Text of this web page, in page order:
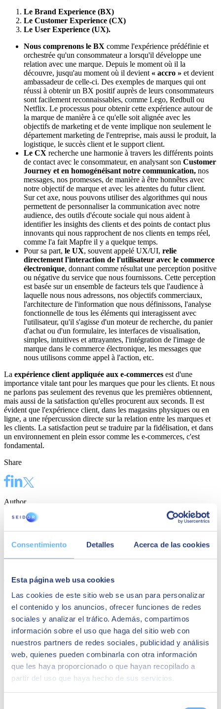
Consentimiento Detalles Acerca de las cookies
Esta página web usa cookies
Las cookies de este sitio web se usan para personalizar
el contenido y los anuncios, ofrecer funciones de redes
sociales y analizar el tráfico. Además, compartimos
información sobre el uso que haga del sitio web con
nuestros partners de redes sociales, publicidad y análisis
web, quienes pueden combinarla con otra información
que les haya proporcionado o que hayan recopilado a
partir del uso que haya hecho de sus servicios.
Le Brand Experience (BX)
Le Customer Experience (CX)
Le User Experience (UX).
Nous comprenons le BX comme l'expérience prédéfinie et
orchestrée qu'un consommateur a lorsqu'il développe une
relation avec une marque. Depuis le moment où il la
découvre, jusqu'au moment où il devient « accro » et devient
ambassadeur de celle-ci. Des exemples de marques qui ont
réussi à obtenir un BX positif auprès de leurs consommateurs
sont facilement reconnaissables, comme Lego, Redbull ou
Netflix. Le processus pour obtenir cette expérience autour de
la marque de manière à ce qu'elle soit alignée avec les
objectifs de marketing et de vente implique non seulement le
département marketing de l'entreprise, mais aussi le produit, la
logistique, le succès client et le support client.
Le CX recherche une harmonie à travers les différents points
de contact avec le consommateur, en analysant son Customer
Journey et en homogénéisant notre communication, nos
messages, nos promesses, de manière à être honnêtes avec
notre objectif de marque et avec les attentes du futur client.
Sur cet axe, nous pouvons utiliser des algorithmes qui nous
permettent de personnaliser la communication avec notre
audience, des outils d'écoute sociale qui nous aident à
identifier les insights des clients et des points de contact plus
innovants qui nous rapprochent de nos clients en temps réel,
comme l'a fait Mapfre il y a quelque temps.
Pour sa part, le UX, souvent appelé UX/UI, relie
directement l'interaction de l'utilisateur avec le commerce
électronique, donnant comme résultat une perception positive
ou négative du service que nous fournissons. Cette perception
est basée sur un ensemble de facteurs tels que l'audience à
laquelle nous nous adressons, nos objectifs commerciaux,
l'architecture de l'information que nous définissons, l'analyse
fonctionnelle de tous les éléments qui interagissent avec
l'utilisateur, qu'il s'agisse d'un moteur de recherche, du panier
d'achat ou d'un formulaire, les interfaces de visualisation,
simples, intuitives et attrayantes, l'intégration de l'image de
marque dans le commerce électronique, les messages que
nous utilisons comme appel à l'action, etc.
La expérience client appliquée aux e-commerces est d'une
importance vitale tant pour les marques que pour les clients. Et nous
ne parlons pas seulement des revenus que les premières obtiennent,
mais aussi de la satisfaction qu'elles procurent aux seconds. Il est
évident que l'expérience client, dans les magasins physiques ou en
ligne, a une répercussion directe sur la relation entre les marques et
les clients. La satisfaction peut se traduire par la fidélisation, et dans
un environnement en plein essor comme les e-commerces, c'est
fondamental.
Share
Author
SEIDOR
portefeuille complet de solutions et de services couvrant les
Expérience Employé, ERP, Données, Modernisation des
d’affaires de 894 millions d’euros en 2023 et une équipe de plus de
dans 45 pays en Europe, Amérique latine, États-Unis, Moyen-
Orient, Afrique et Asie. La société est partenaire des principaux
leaders technologiques.
Peut-être que cela pourrait vous
intéresser